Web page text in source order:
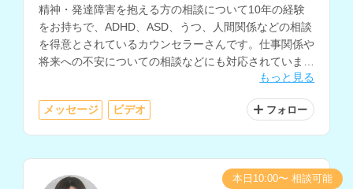
精神・発達障害を抱える方の相談について10年の経験
をお持ちで、ADHD、ASD、うつ、人間関係などの相談
を得意とされているカウンセラーさんです。仕事関係や
将来への不安についての相談などにも対応されていま
もっと見る
メッセージ ビデオ フォロー
本日10:00〜 相談可能